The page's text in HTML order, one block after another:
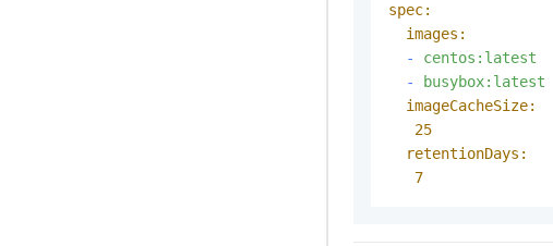
spec:
images:
-
centos:latest
-
busybox:latest
imageCacheSize:
25
retentionDays:
7